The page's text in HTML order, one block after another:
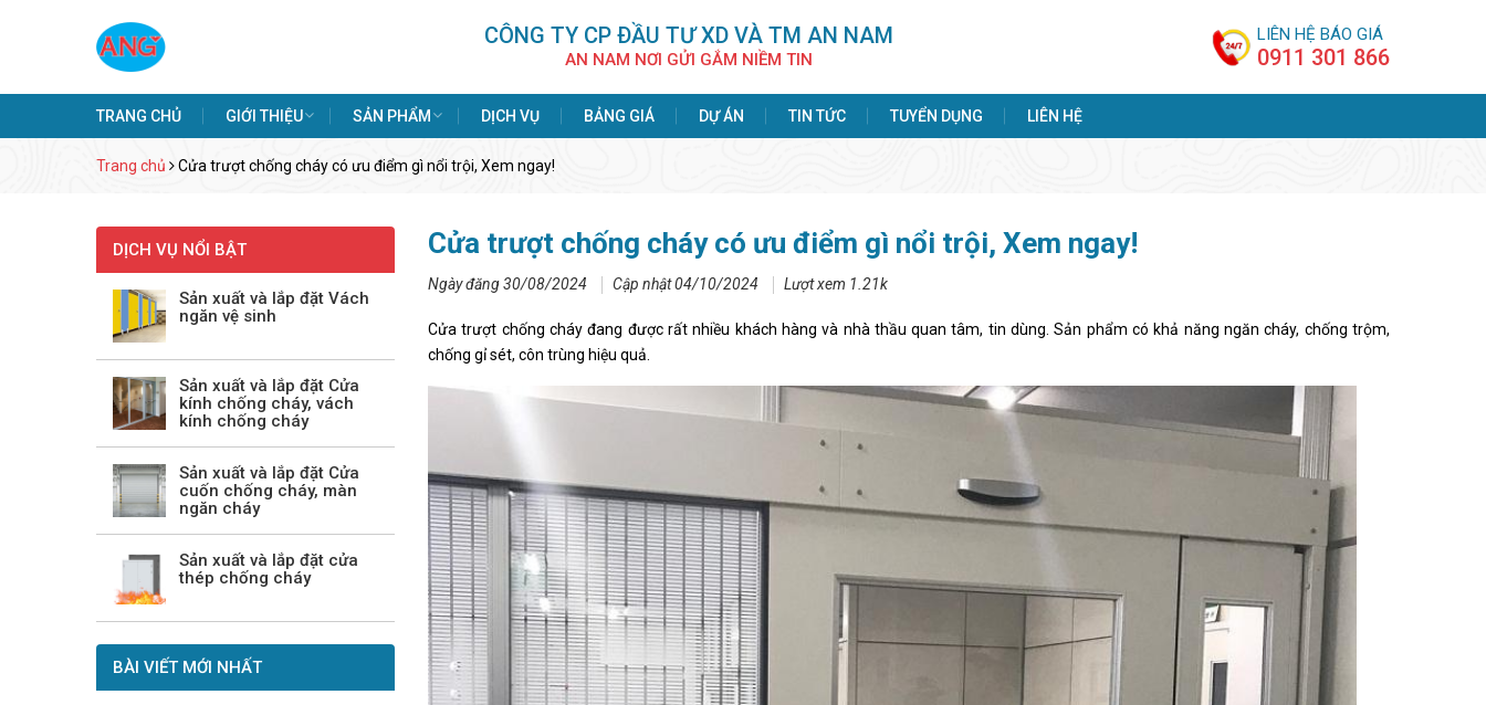
CÔNG TY CP ÐẦU TƯ XD VÀ TM AN NAM
AN NAM NƠI GỬI GẮM NIỀM TIN
LIÊN HỆ BÁO GIÁ
0911 301 866
TRANG CHỦ GIỚI THIỆU SẢN PHẨM DỊCH VỤ BẢNG GIÁ DỰ ÁN TIN TỨC TUYỂN DỤNG LIÊN HỆ
Trang chủ Cửa trượt chống cháy có ưu điểm gì nổi trội, Xem ngay!
DỊCH VỤ NỔI BẬT
Sản xuất và lắp đặt Vách
ngăn vệ sinh
Sản xuất và lắp đặt Cửa
kính chống cháy, vách
kính chống cháy
Sản xuất và lắp đặt Cửa
cuốn chống cháy, màn
ngăn cháy
Sản xuất và lắp đặt cửa
thép chống cháy
BÀI VIẾT MỚI NHẤT
Cửa trượt chống cháy có ưu điểm gì nổi trội, Xem ngay!
Ngày đăng 30/08/2024 Cập nhật 04/10/2024 Lượt xem 1.21k
Cửa trượt chống cháy đang được rất nhiều khách hàng và nhà thầu quan tâm, tin dùng. Sản phẩm có khả năng ngăn cháy, chống trộm,
chống gỉ sét, côn trùng hiệu quả.